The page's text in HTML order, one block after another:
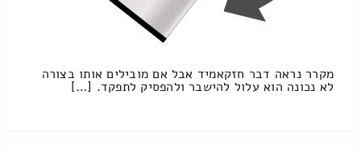
מקרר נראה דבר חזקאמיד אבל אם מובילים אותו בצורה
לא נכונה הוא עלול להישבר ולהפסיק לתפקד. […]